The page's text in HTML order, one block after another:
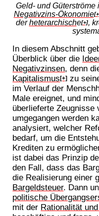
Geld- und
Negativzins-Ökonomie
derheterarchische[+],
In diesem Abschnitt
Überblick über die
Negativzinsen, denn
Kapitalismus[+] zu
im Verlauf der
Male ereignet, und
überlieferte Zeugnisse
umgegangen werden
analysiert, welcher
bedarf, um die
Krediten zu
ist dabei das Prinzip
den Fall, dass das
die Realisierung einer
Bargeldsteuer. Dann
politische
mit der Rationalität